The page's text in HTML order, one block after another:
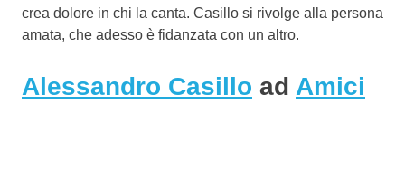
crea dolore in chi la canta. Casillo si rivolge alla persona
amata, che adesso è fidanzata con un altro.
Alessandro Casillo ad Amici